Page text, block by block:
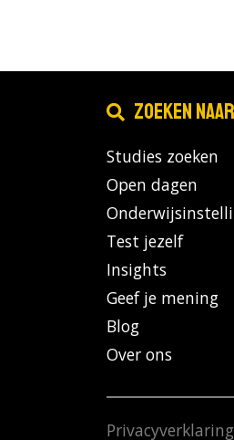
Zoeken
Studies zoeken
Open dagen
Test jezelf
Insights
Geef je mening
Blog
Over ons
Privacyverklaring